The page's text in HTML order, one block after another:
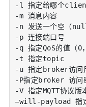
-l 指定给哪个
-m 消息内容
-n 发送一个空（
-p 连接端口号
-q 指定QoS的值（0
-t 指定topic
-u 指定broker访问
-P指定broker 访问
-V 指定MQTT协议版
–will-payload 指定